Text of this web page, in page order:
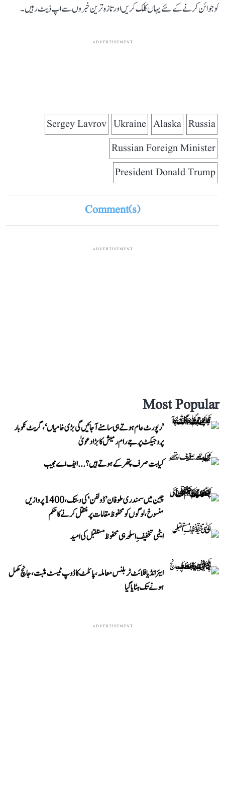
کو جوائن کرنے کے لئے یہاں کلک کریں اور تازہ ترین خبروں سے اپ ڈیٹ رہیں۔
ADVERTISEMENT
Russia
Alaska
Ukraine
Sergey Lavrov
Russian Foreign Minister
President Donald Trump
Comment(s)
ADVERTISEMENT
Most Popular
’رپورٹ عام ہوتے ہی سامنے آ جائیں گی بڑی خامیاں‘، گریٹ نکوبار
پروجیکٹ پر جے رام رمیش کا بڑا دعویٰ
کیا بت صرف پتھر کے ہوتے ہیں؟...ایف اے مجیب
چین میں سمندری طوفان ’ڈولفن‘ کی دستک، 1400 پروازیں
منسوخ، لوگوں کو محفوظ مقامات پر منتقل کرنے کا حکم
ایٹمی تخفیفِ اسلحہ ہی محفوظ مستقبل کی امید
ایئر انڈیا فلائٹ ٹربلنس معاملہ، پائلٹ کا ڈوپ ٹیسٹ مثبت، جانچ مکمل
ہونے تک ہٹایا گیا
ADVERTISEMENT